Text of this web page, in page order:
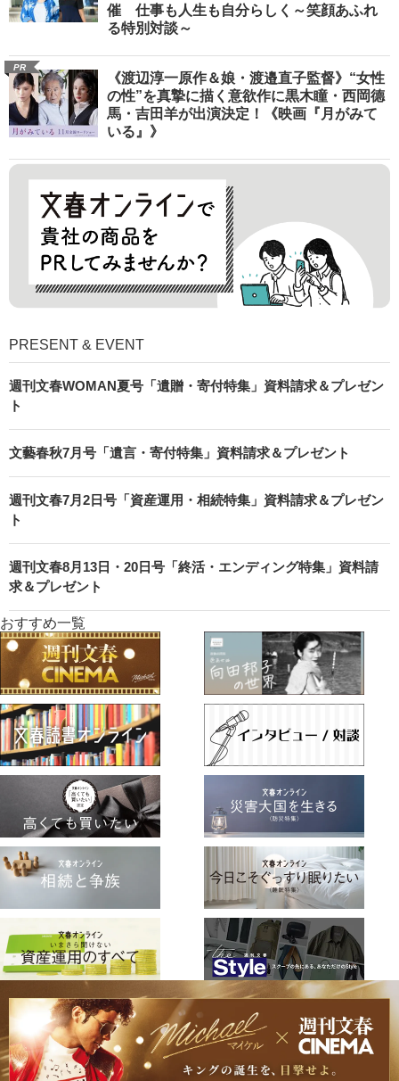
催 仕事も人生も自分らしく～笑顔あふれ
る特別対談～
PR
《渡辺淳一原作＆娘・渡邉直子監督》“女性
の性”を真摯に描く意欲作に黒木瞳・西岡德
馬・吉田羊が出演決定！《映画『月がみて
いる』》
PRESENT & EVENT
週刊文春WOMAN夏号「遺贈・寄付特集」資料請求＆プレゼン
ト
文藝春秋7月号「遺言・寄付特集」資料請求＆プレゼント
週刊文春7月2日号「資産運用・相続特集」資料請求＆プレゼン
ト
週刊文春8月13日・20日号「終活・エンディング特集」資料請
求＆プレゼント
おすすめ一覧